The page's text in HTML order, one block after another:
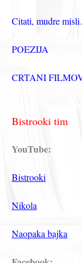
Citati, mudre
POEZIJA
CRTANI
Bistrooki tim
YouTube:
Bistrooki
Nikola
Naopaka bajka